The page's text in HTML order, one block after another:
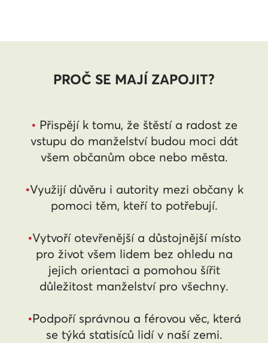
PROČ SE MAJÍ ZAPOJIT?
• Přispějí k tomu, že štěstí a radost ze
vstupu do manželství budou moci dát
všem občanům obce nebo města.
•Využijí důvěru i autority mezi občany k
pomoci těm, kteří to potřebují.
•Vytvoří otevřenější a důstojnější místo
pro život všem lidem bez ohledu na
jejich orientaci a pomohou šířit
důležitost manželství pro všechny.
•Podpoří správnou a férovou věc, která
se týká statisíců lidí v naší zemi.